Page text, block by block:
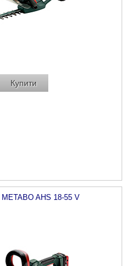
Купити
METABO AHS 18-55 V